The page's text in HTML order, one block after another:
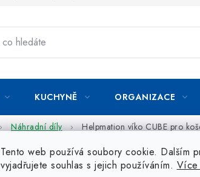
Tento web používá soubory cookie. Dalším
vyjadřujete souhlas s jejich používáním. Více
KUCHYNĚ ORGANIZACE
Náhradní díly Helpmation víko CUBE pro